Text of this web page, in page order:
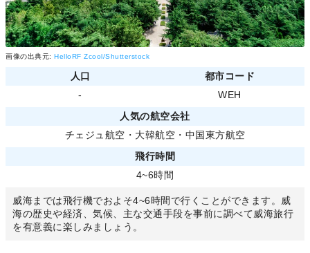
画像の出典元: HelloRF Zcool/Shutterstock
人口
都市コード
-
WEH
人気の航空会社
チェジュ航空 ・ 大韓航空 ・ 中国東方航空
飛行時間
4~6時間
威海までは飛行機でおよそ4~6時間で行くことができます。威
海の歴史や経済、気候、主な交通手段を事前に調べて威海旅行
を有意義に楽しみましょう。